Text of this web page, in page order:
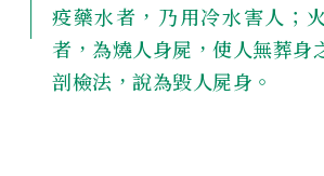
疫藥水者，乃用冷水害人；
者，為燒人身屍，使人無葬身
剖檢法，說為毀人屍身。